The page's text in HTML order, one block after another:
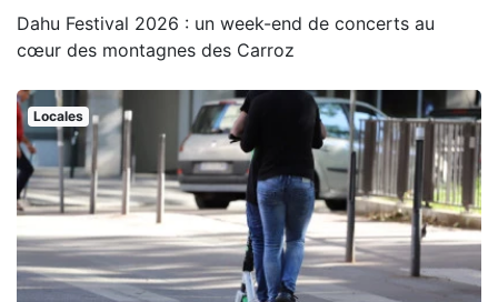
Dahu Festival 2026 : un week-end de concerts au
cœur des montagnes des Carroz
Locales